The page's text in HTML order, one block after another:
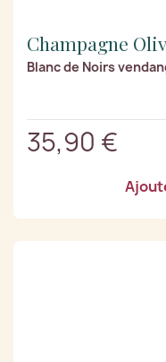
Champagne
Blanc de Noirs
35,90 €